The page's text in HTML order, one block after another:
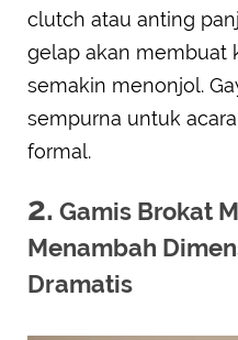
clutch atau anting
gelap akan membuat
semakin menonjol.
sempurna untuk
formal.
2. Gamis Brokat
Menambah
Dramatis